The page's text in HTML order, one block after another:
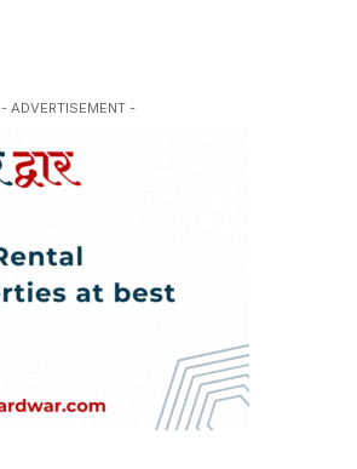
- ADVERTISEMENT -